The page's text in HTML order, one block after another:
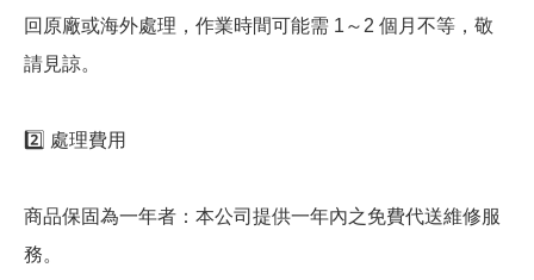
回原廠或海外處理，作業時間可能需 1～2 個月不等，敬
請見諒。
2️⃣ 處理費用
商品保固為一年者：本公司提供一年內之免費代送維修服
務。